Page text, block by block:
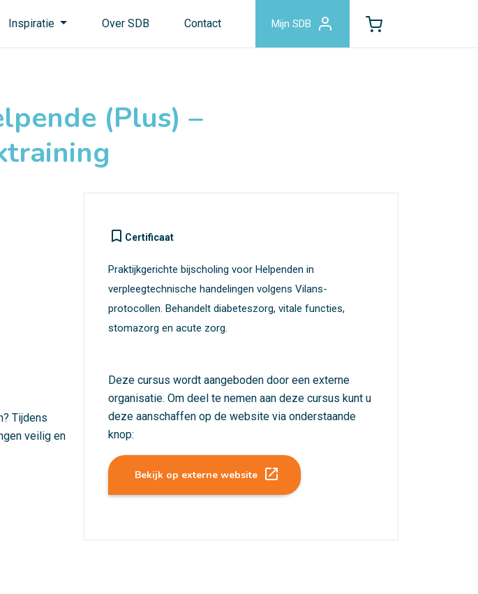
Inspiratie Over SDB Contact Mijn SDB
(Plus) –
Tijdens
veilig en
turned_in_not Certificaat
Praktijkgerichte bijscholing voor Helpenden in
verpleegtechnische handelingen volgens Vilans-
protocollen. Behandelt diabeteszorg, vitale functies,
stomazorg en acute zorg.
Deze cursus wordt aangeboden door een externe
organisatie. Om deel te nemen aan deze cursus kunt u
deze aanschaffen op de website via onderstaande
knop:
Bekijk op externe website launch